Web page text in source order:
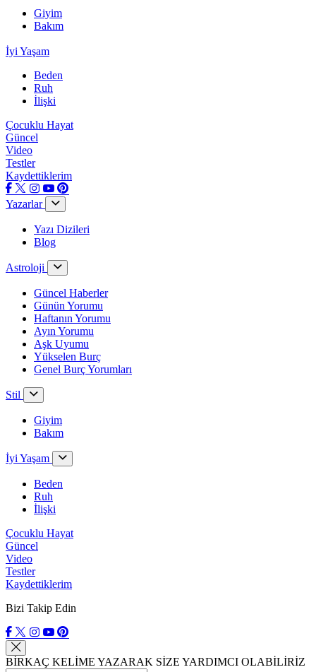
Giyim
Bakım
İyi Yaşam
Beden
Ruh
İlişki
Çocuklu Hayat
Güncel
Video
Testler
Kaydettiklerim
Yazarlar
Yazı Dizileri
Blog
Astroloji
Güncel Haberler
Günün Yorumu
Haftanın Yorumu
Ayın Yorumu
Aşk Uyumu
Yükselen Burç
Genel Burç Yorumları
Stil
Giyim
Bakım
İyi Yaşam
Beden
Ruh
İlişki
Çocuklu Hayat
Güncel
Video
Testler
Kaydettiklerim
Bizi Takip Edin
BİRKAÇ KELİME YAZARAK SİZE YARDIMCI OLABİLİRİZ